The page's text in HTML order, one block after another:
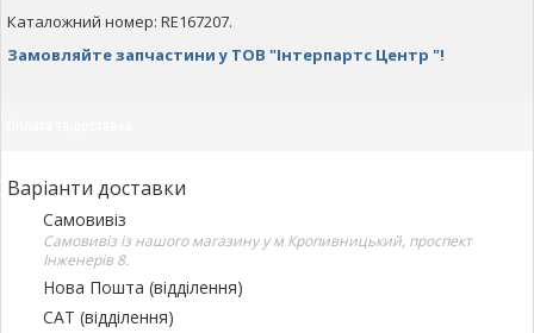
Каталожний номер: RE167207.
Замовляйте запчастини у ТОВ "Інтерпартс Центр "!
Варіанти доставки
Самовивіз
Самовивіз із нашого магазину у м Кропивницький, проспект
Інженерів 8.
Нова Пошта (відділення)
САТ (відділення)